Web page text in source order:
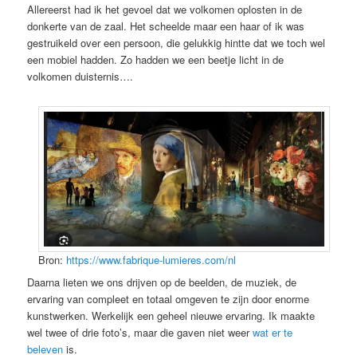
Allereerst had ik het gevoel dat we volkomen oplosten in de
donkerte van de zaal. Het scheelde maar een haar of ik was
gestruikeld over een persoon, die gelukkig hintte dat we toch wel
een mobiel hadden. Zo hadden we een beetje licht in de
volkomen duisternis….
Bron: https://www.fabrique-lumieres.com/nl
Daarna lieten we ons drijven op de beelden, de muziek, de
ervaring van compleet en totaal omgeven te zijn door enorme
kunstwerken. Werkelijk een geheel nieuwe ervaring. Ik maakte
wel twee of drie foto’s, maar die gaven niet weerwat er te
beleven is.